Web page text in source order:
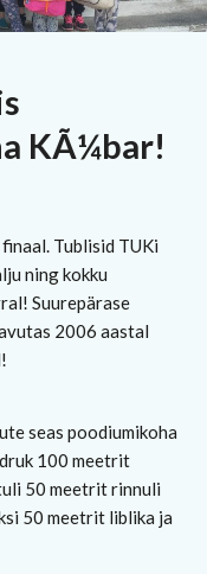
KÃ¼bar!
Tublisid TUKi
ning kokku
Suurepärase
2006 aastal
seas poodiumikoha
100 meetrit
50 meetrit rinnuli
50 meetrit liblika ja